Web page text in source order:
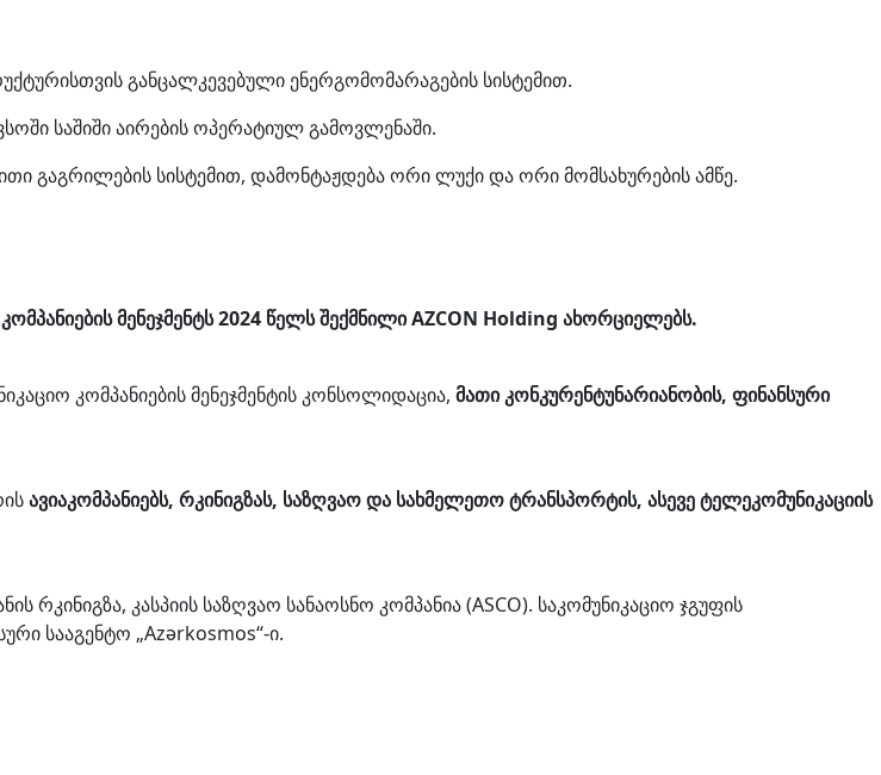
განცალკევებული ენერგომომარაგების სისტემით.
საშიში აირების ოპერატიულ გამოვლენაში.
გაგრილების სისტემით, დამონტაჟდება ორი ლუქი და ორი მომსახურების ამწე.
მენეჯმენტს 2024 წელს შექმნილი AZCON Holding ახორციელებს.
კომპანიების მენეჯმენტის კონსოლიდაცია, მათი კონკურენტუნარიანობის, ფინანსური
ავიაკომპანიებს, რკინიგზას, საზღვაო და სახმელეთო ტრანსპორტის, ასევე ტელეკომუნიკაციის
რკინიგზა, კასპიის საზღვაო სანაოსნო კომპანია (ASCO). საკომუნიკაციო ჯგუფის
სააგენტო „Azərkosmos“-ი.